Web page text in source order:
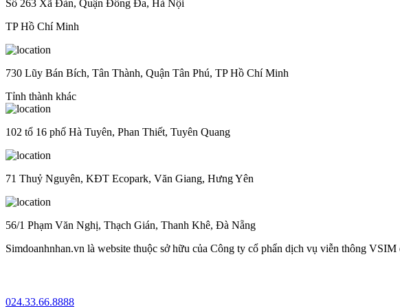
Số 263 Xã Đàn, Quận Đống Đa, Hà Nội
TP Hồ Chí Minh
730 Lũy Bán Bích, Tân Thành, Quận Tân Phú, TP Hồ Chí Minh
Tỉnh thành khác
102 tổ 16 phố Hà Tuyên, Phan Thiết, Tuyên Quang
71 Thuỷ Nguyên, KĐT Ecopark, Văn Giang, Hưng Yên
56/1 Phạm Văn Nghị, Thạch Gián, Thanh Khê, Đà Nẵng
Simdoanhnhan.vn là website thuộc sở hữu của Công ty cổ phẩn dịch vụ viễn thông
024.33.66.8888